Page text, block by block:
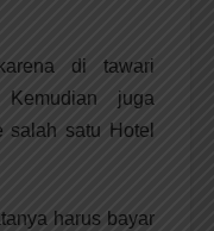
di tawari
juga
salah satu Hotel
harus bayar